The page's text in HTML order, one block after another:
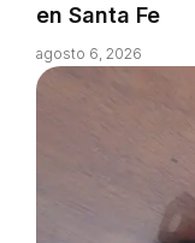
en Santa Fe
agosto 6, 2026